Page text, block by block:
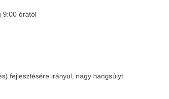
9:00 órától
fejlesztésére irányul, nagy hangsúlyt